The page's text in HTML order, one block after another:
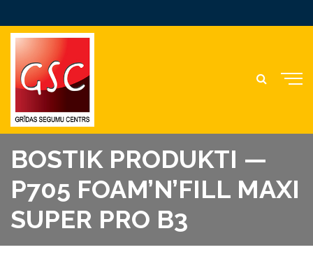
BOSTIK PRODUKTI —
P705 FOAM’N’FILL MAXI
SUPER PRO B3